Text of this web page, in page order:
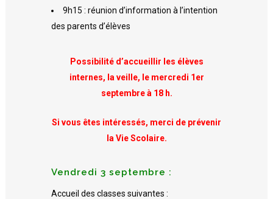
9h15 : réunion d’information à l’intention
des parents d’élèves
Possibilité d’accueillir les élèves
internes, la veille, le mercredi 1er
septembre à 18 h.
Si vous êtes intéressés, merci de prévenir
la Vie Scolaire.
Vendredi 3 septembre :
Accueil des classes suivantes :